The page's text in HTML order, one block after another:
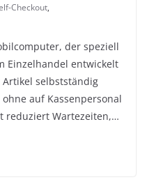
Checkout,
der speziell
Einzelhandel entwickelt
selbstständig
auf Kassenpersonal
reduziert Wartezeiten,…